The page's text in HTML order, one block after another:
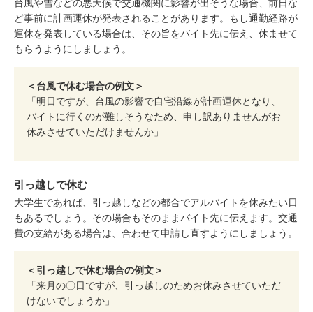
台風や雪などの悪天候で交通機関に影響が出そうな場合、前日な
ど事前に計画運休が発表されることがあります。もし通勤経路が
運休を発表している場合は、その旨をバイト先に伝え、休ませて
もらうようにしましょう。
＜台風で休む場合の例文＞
「明日ですが、台風の影響で自宅沿線が計画運休となり、
バイトに行くのが難しそうなため、申し訳ありませんがお
休みさせていただけませんか」
引っ越しで休む
大学生であれば、引っ越しなどの都合でアルバイトを休みたい日
もあるでしょう。その場合もそのままバイト先に伝えます。交通
費の支給がある場合は、合わせて申請し直すようにしましょう。
＜引っ越しで休む場合の例文＞
「来月の〇日ですが、引っ越しのためお休みさせていただ
けないでしょうか」